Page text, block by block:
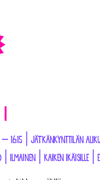
I
| JÄTKÄNKYNTTILÄN
| ILMAINEN | KAIKEN IKÄISILLE |